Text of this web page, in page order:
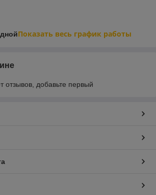
Показать весь график работы
отзывов, добавьте первый